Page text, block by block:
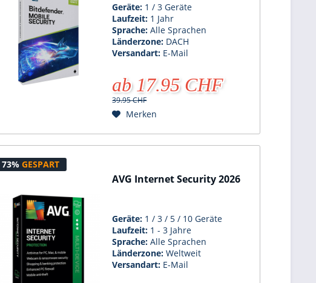
Geräte: 1 / 3 Geräte
Laufzeit: 1 Jahr
Sprache:Alle Sprachen
Länderzone: DACH
Versandart: E-Mail
ab 17.95 CHF
39.95 CHF
Merken
73% GESPART
AVG Internet Security 2026
Geräte: 1 / 3 / 5 / 10 Geräte
Laufzeit: 1 - 3 Jahre
Sprache:Alle Sprachen
Länderzone:Weltweit
Versandart: E-Mail